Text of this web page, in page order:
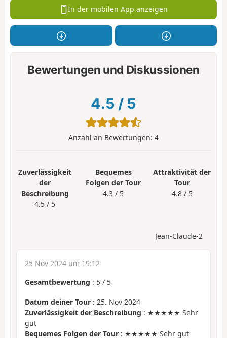
In der mobilen App anzeigen
Bewertungen und Diskussionen
4.5 / 5
Anzahl an Bewertungen: 4
Zuverlässigkeit
der
Beschreibung
4.5 / 5
Bequemes
Folgen der Tour
4.3 / 5
Attraktivität der
Tour
4.8 / 5
Jean-Claude-2
25 Nov 2024 um 19:12
Gesamtbewertung : 5 / 5
Datum deiner Tour : 25. Nov 2024
Zuverlässigkeit der Beschreibung : ★★★★★ Sehr
gut
Bequemes Folgen der Tour : ★★★★★ Sehr gut